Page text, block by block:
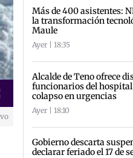
Más de 400 asistentes:
la transformación
Maule
Ayer | 18:35
Alcalde de Teno ofrece
funcionarios del
colapso en urgencias
Ayer | 18:10
Gobierno descarta
declarar feriado el 17 de